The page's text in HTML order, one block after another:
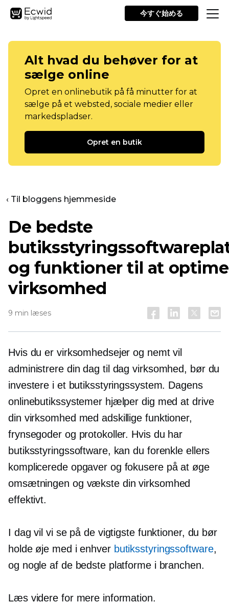
今すぐ始める
Alt hvad du behøver for at
sælge online
Opret en onlinebutik på få minutter for at
sælge på et websted, sociale medier eller
markedspladser.
Opret en butik
‹ Til bloggens hjemmeside
De bedste
og funktioner til at
virksomhed
9 min læses
Hvis du er virksomhedsejer og nemt vil
administrere dindag til dag virksomhed, bør du
investere i et butiksstyringssystem. Dagens
onlinebutikssystemer hjælper dig med at drive
din virksomhed med adskillige funktioner,
frynsegoder og protokoller. Hvis du har
butiksstyringssoftware, kan du forenkle ellers
komplicerede opgaver og fokusere på at øge
omsætningen og vækste din virksomhed
effektivt.
I dag vil vi se på de vigtigste funktioner, du bør
holde øje med i enhver butiksstyringssoftware,
og nogle af de bedste platforme i branchen.
Læs videre for mere information.